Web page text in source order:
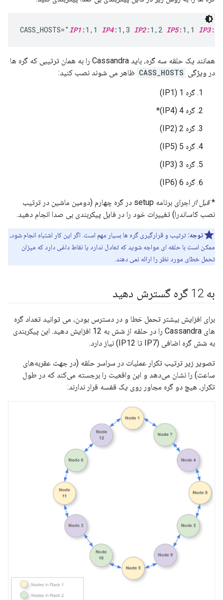
CASS_HOSTS=" IP1 :1,1 IP4:1,3 IP2:1,2 IP5:1,1 IP3
همانند یک حلقه سه گره، باید Cassandra را به همان ترتیبی که گره ها
در ویژگی CASS_HOSTS ظاهر می شوند نصب کنید:
گره 1 (IP1)
گره 4 (IP4)*
گره 2 (IP2)
گره 5 (IP5)
گره 3 (IP3)
گره 6 (IP6)
*قبل از
اجرای برنامه setup در گره چهارم (دومین ماشین در ترتیب
نصب کاساندرا) تغییرات خود را در فایل پیکربندی بی صدا انجام دهید.
توجه: ترتیب و قرارگیری گره ها بسیار مهم است. اگر این کار اشتباه انجام شود،
ممکن است با حلقه ای مواجه شوید که تعادل ندارد یا نقاط داغی دارد که میزان
تحمل خطای مورد نظر را ارائه نمی دهند.
به 12 گره گسترش دهید
برای افزایش بیشتر تحمل خطا و در دسترس بودن، می توانید تعداد گره
های Cassandra را در حلقه از شش به 12 افزایش دهید. این پیکربندی
به شش گره اضافی (IP7 تا IP12) نیاز دارد.
تصویر زیر ترتیب تکرار عملیات در سراسر حلقه (در جهت عقربه‌های
ساعت) را نشان می‌دهد و این واقعیت را برجسته می‌کند که در طول
تکرار، هیچ دو گره مجاور روی یک قفسه قرار ندارند: